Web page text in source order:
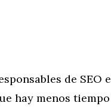
de SEO
hay menos